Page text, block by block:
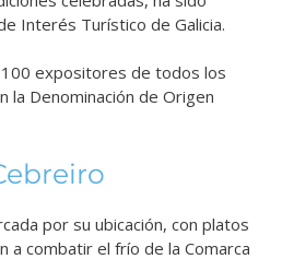
Interés Turístico de Galicia.
expositores de todos los
la Denominación de Origen
por su ubicación, con platos
a combatir el frío de la Comarca